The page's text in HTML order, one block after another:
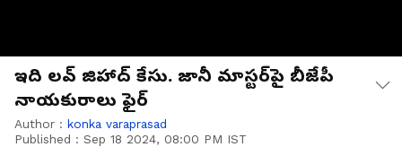
ఇది లవ్ జిహాద్ కేసు. జానీ మాస్టర్‌పై బీజేపీ
నాయకురాలు ఫైర్‌
Author : konka varaprasad
Published : Sep 18 2024, 08:00 PM IST